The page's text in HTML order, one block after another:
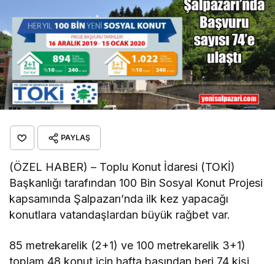
PAYLAŞ
(ÖZEL HABER) – Toplu Konut İdaresi (TOKİ)
Başkanlığı tarafından 100 Bin Sosyal Konut Projesi
kapsamında Şalpazarı’nda ilk kez yapacağı
konutlara vatandaşlardan büyük rağbet var.
85 metrekarelik (2+1) ve 100 metrekarelik 3+1)
toplam 48 konut için hafta başından beri 74 kişi